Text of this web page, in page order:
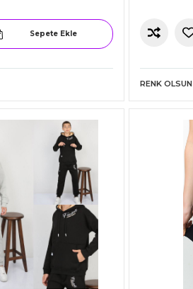
Sepete Ekle
RENK OLSUN